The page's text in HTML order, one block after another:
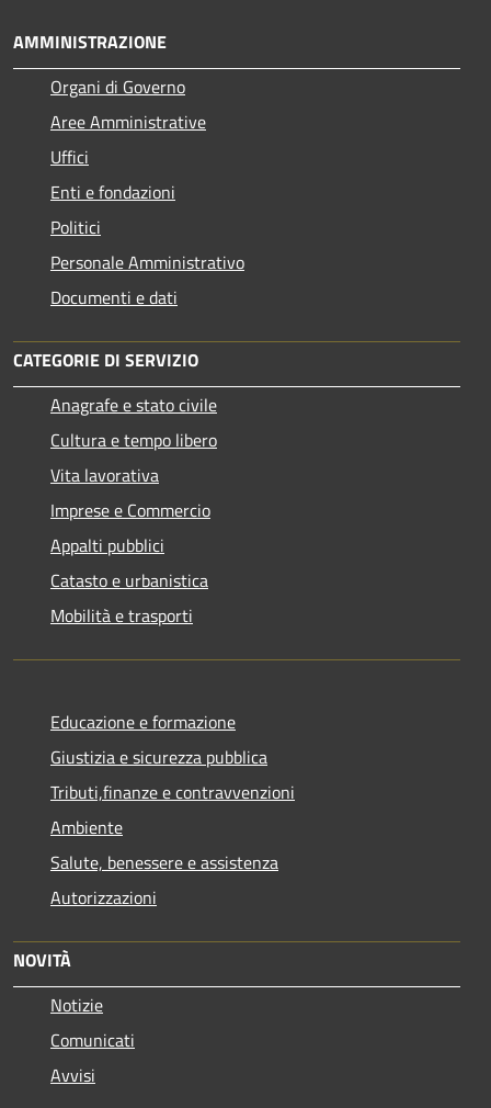
AMMINISTRAZIONE
Organi di Governo
Aree Amministrative
Uffici
Enti e fondazioni
Politici
Personale Amministrativo
Documenti e dati
CATEGORIE DI SERVIZIO
Anagrafe e stato civile
Cultura e tempo libero
Vita lavorativa
Imprese e Commercio
Appalti pubblici
Catasto e urbanistica
Mobilità e trasporti
Educazione e formazione
Giustizia e sicurezza pubblica
Tributi,finanze e contravvenzioni
Ambiente
Salute, benessere e assistenza
Autorizzazioni
NOVITÀ
Notizie
Comunicati
Avvisi